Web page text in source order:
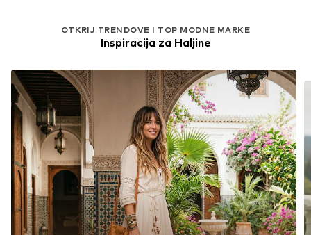
OTKRIJ TRENDOVE I TOP MODNE MARKE
Inspiracija za Haljine